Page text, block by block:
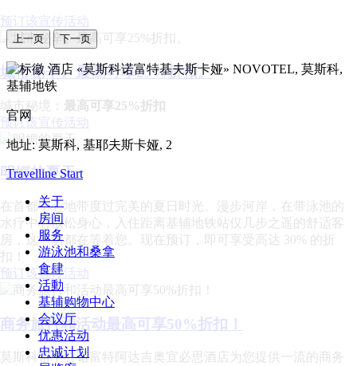
预订该宣传活动
城市秘辛。最高可享25%折扣。
城市秘境：
最高可享25%折扣
预订该宣传活动
明媚的夏天
在首都中心地带度过完美的夏日时光。漫步河岸，在带泳池的
水疗中心放松身心，入住距离基辅地铁站仅几步之遥的舒适客
房，这一切都在等着您。现在预订，即可享受高达 30% 的折
扣！
预订该宣传活动
商务旅行和活动最高可享50%折扣！
莫斯科市中心诺富特阿达吉奥宜必思酒店为您提供一流的商务
上一页 下一页
NOVOTEL, 莫斯科,
基辅地铁
官网
地址:莫斯科, 基耶夫斯卡娅, 2
Travelline Start
关于
房间
服务
游泳池和桑拿
食肆
活動
基辅购物中心
会议厅
优惠活动
忠诚计划